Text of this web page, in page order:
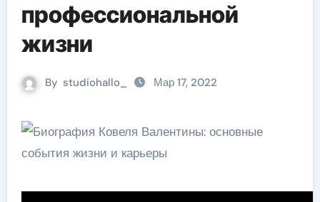
профессиональной
жизни
By studiohallo_ Мар 17, 2022